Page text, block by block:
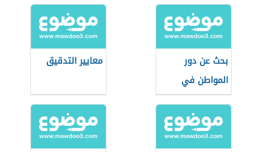
الأمريكية
بحث عن دور
المواطن في
المحافظة على
الأمن
معايير التدقيق